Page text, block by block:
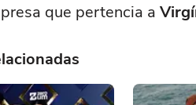
que pertencia a